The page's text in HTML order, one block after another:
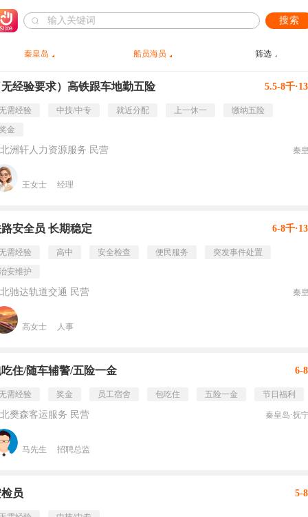
搜索
秦皇岛 船员海员 筛选
经验要求）高铁跟车地勤五险 5.5-8千
需经验 中技/中专 就近分配 上一休一
缴纳五险
金
洲轩人力资源服务 民营 秦
王女士 经理
安全员 长期稳定 6-8千
需经验 高中 安全检查 便民服务
突发事件处置
安维护
驰达轨道交通 民营 秦
高女士 人事
住/随车辅警/五险一金 6-
需经验 奖金 员工宿舍 包吃住 五险一金 节日福利
樊森客运服务 民营 秦皇岛·抚
马先生 招聘总监
员 5-